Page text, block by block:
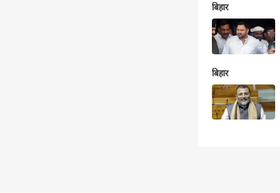
बिहार
बिहार